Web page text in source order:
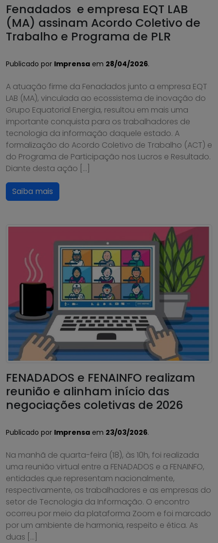
Fenadados e empresa EQT LAB
(MA) assinam Acordo Coletivo de
Trabalho e Programa de PLR
Publicado por Imprensa em 28/04/2026.
A atuação firme da Fenadados junto a empresa EQT
LAB (MA), vinculada ao ecossistema de inovação do
Grupo Equatorial Energia, resultou em mais uma
importante conquista para os trabalhadores de
tecnologia da informação daquele estado. A
formalização do Acordo Coletivo de Trabalho (ACT) e
do Programa de Participação nos Lucros e Resultado.
Diante desta ação […]
Saiba mais
FENADADOS e FENAINFO realizam
reunião e alinham início das
negociações coletivas de 2026
Publicado por Imprensa em 23/03/2026.
Na manhã de quarta-feira (18), às 10h, foi realizada
uma reunião virtual entre a FENADADOS e a FENAINFO,
entidades que representam nacionalmente,
respectivamente, os trabalhadores e as empresas do
setor de Tecnologia da Informação. O encontro
ocorreu por meio da plataforma Zoom e foi marcado
por um ambiente de harmonia, respeito e ética. As
duas […]